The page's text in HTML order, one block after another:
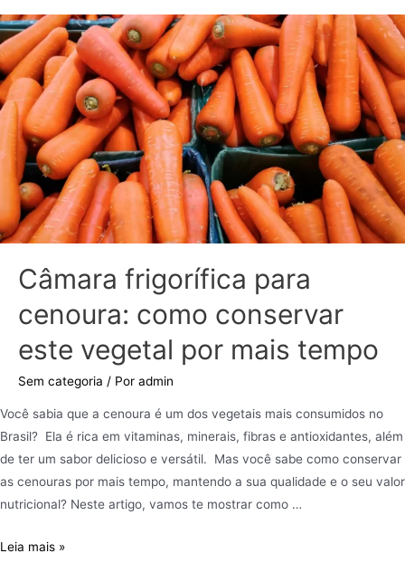
Câmara frigorífica para
cenoura: como conservar
este vegetal por mais tempo
Sem categoria / Por admin
Você sabia que a cenoura é um dos vegetais mais consumidos no
Brasil? Ela é rica em vitaminas, minerais, fibras e antioxidantes, além
de ter um sabor delicioso e versátil. Mas você sabe como conservar
as cenouras por mais tempo, mantendo a sua qualidade e o seu valor
nutricional? Neste artigo, vamos te mostrar como …
Leia mais »